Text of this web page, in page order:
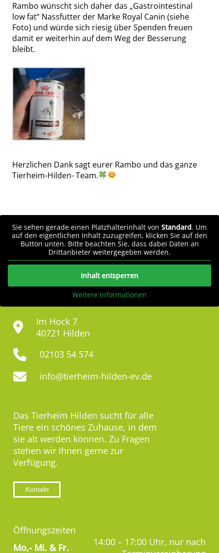
Rambo wünscht sich daher das „Gastrointestinal
low fat“ Nassfutter der Marke Royal Canin (siehe
Foto) und würde sich riesig über Spenden freuen
damit er weiterhin auf dem Weg der Besserung
bleibt.
Herzlichen Dank sagt eurer Rambo und das ganze
Tierheim-Hilden- Team.
Sie sehen gerade einen Platzhalterinhalt von Standard. Um
auf den eigentlichen Inhalt zuzugreifen, klicken Sie auf den
Button unten. Bitte beachten Sie, dass dabei Daten an
Drittanbieter weitergegeben werden.
Inhalt entsperren
Weitere Informationen
Im Hock 7
40721 Hilden
02103 54 574
info@tierheim-hilden-ev.de
Das Tierheim Hilden sucht für alle
Tiere ein schönes Zuhause, in dem
sie alt werden können. Zu Fragen
stehen wir Ihnen gerne zur
Verfügung.
Kontakt
Öffnungszeiten
Mo,- Mi. & Fr.
14:00 – 17:00 Uhr, nur nach